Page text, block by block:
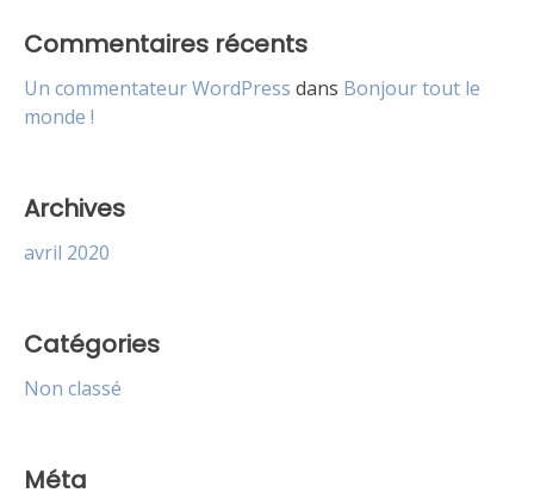
Commentaires récents
Un commentateur WordPress dans Bonjour tout le
monde !
Archives
avril 2020
Catégories
Non classé
Méta